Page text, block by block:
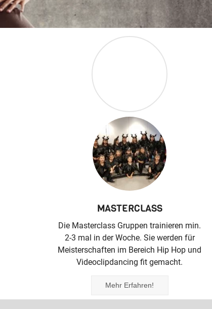
MASTERCLASS
Die Masterclass Gruppen trainieren min.
2-3 mal in der Woche. Sie werden für
Meisterschaften im Bereich Hip Hop und
Videoclipdancing fit gemacht.
Mehr Erfahren!